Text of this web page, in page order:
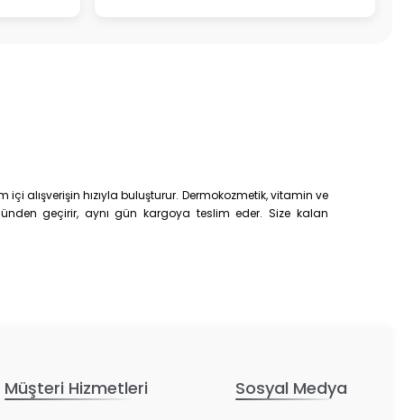
alışverişin hızıyla buluşturur. Dermokozmetik, vitamin ve
geçirir, aynı gün kargoya teslim eder. Size kalan
Müşteri Hizmetleri Sosyal Medya